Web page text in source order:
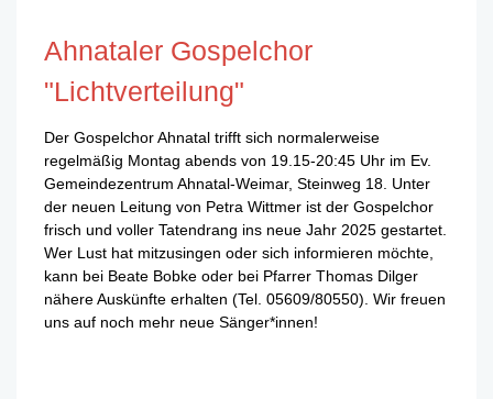
Ahnataler Gospelchor
"Lichtverteilung"
Der Gospelchor Ahnatal trifft sich normalerweise
regelmäßig Montag abends von 19.15-20:45 Uhr im Ev.
Gemeindezentrum Ahnatal-Weimar, Steinweg 18. Unter
der neuen Leitung von Petra Wittmer ist der Gospelchor
frisch und voller Tatendrang ins neue Jahr 2025 gestartet.
Wer Lust hat mitzusingen oder sich informieren möchte,
kann bei Beate Bobke oder bei Pfarrer Thomas Dilger
nähere Auskünfte erhalten (Tel. 05609/80550). Wir freuen
uns auf noch mehr neue Sänger*innen!